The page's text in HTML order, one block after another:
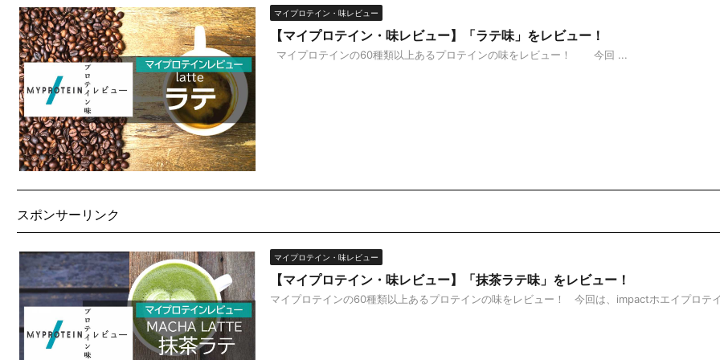
マイプロテイン・味レビュー
【マイプロテイン・味レビュー】「ラテ味」をレビュー！
マイプロテインの60種類以上あるプロテインの味をレビュー！ 今回 ...
スポンサーリンク
マイプロテイン・味レビュー
【マイプロテイン・味レビュー】「抹茶ラテ味」をレビュー！
マイプロテインの60種類以上あるプロテインの味をレビュー！ 今回は、impactホエイプロテ